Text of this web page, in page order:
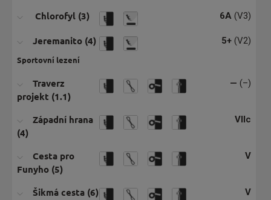
Chlorofyl (3) 6A (V3)
Jeremanito (4) 5+ (V2)
Sportovní lezení
Traverz
projekt (1.1)
— (–)
Západní hrana
(4)
VIIc
Cesta pro
Funyho (5)
V
Šikmá cesta (6) V